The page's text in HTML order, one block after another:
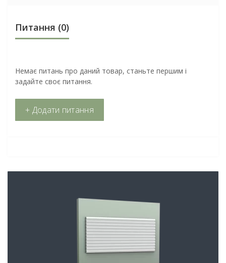
Питання (0)
Немає питань про даний товар, станьте першим і
задайте своє питання.
+ Додати питання